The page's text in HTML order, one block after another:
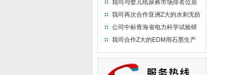
我司与婴儿纸尿裤市场排名位居
名的全日美实业合作成功！
我司再次合作亚洲Z大的水刺无纺
布供应商-南六企业！
公司中标青海省电力科学试验研
究院！
我司合作Z大的EDM用石墨生产